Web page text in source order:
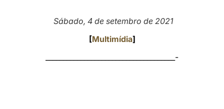
Sábado, 4 de setembro de 2021
[Multimídia]
_____________________________________-